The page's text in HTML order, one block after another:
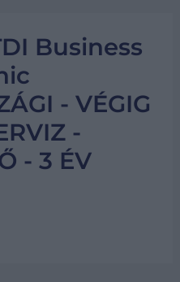
Business
- VÉGIG
-
- 3 ÉV